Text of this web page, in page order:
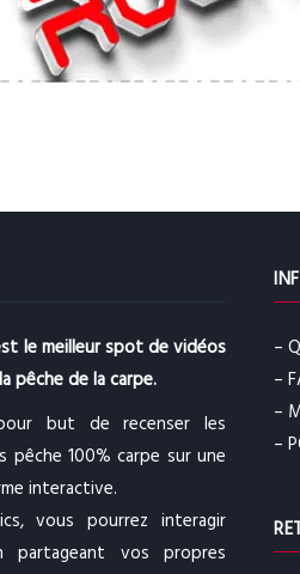
le meilleur spot de vidéos
pêche de la carpe.
but de recenser les
pêche 100% carpe sur une
interactive.
vous pourrez interagir
partageant vos propres
–
–
–
–